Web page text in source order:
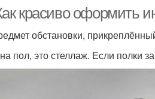
красиво оформить
обстановки,
пол, это стеллаж. Если полки